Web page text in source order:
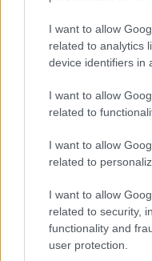
I want to allow
related to analytics
device identifiers in
I want to allow
related to
I want to allow
related to
I want to allow
related to security,
functionality and
user protection.
“Noi e le fazioni
fuoco,
all’impegno del
Obeida, portavoce
Qassam.
Le tensioni interne
luce una realtà